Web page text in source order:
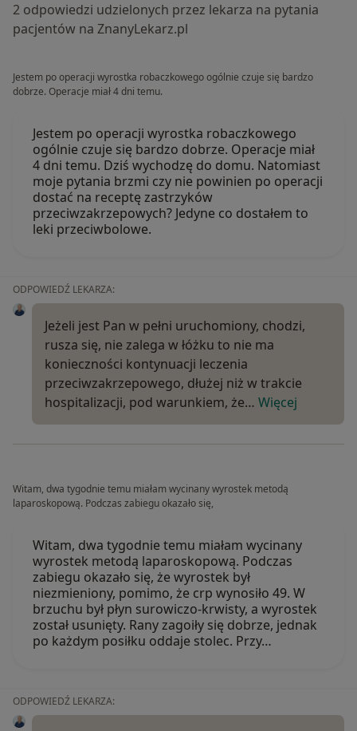
2 odpowiedzi udzielonych przez lekarza na pytania
pacjentów na ZnanyLekarz.pl
Jestem po operacji wyrostka robaczkowego ogólnie czuje się bardzo
dobrze. Operacje miał 4 dni temu.
Jestem po operacji wyrostka robaczkowego
ogólnie czuje się bardzo dobrze. Operacje miał
4 dni temu. Dziś wychodzę do domu. Natomiast
moje pytania brzmi czy nie powinien po operacji
dostać na receptę zastrzyków
przeciwzakrzepowych? Jedyne co dostałem to
leki przeciwbolowe.
ODPOWIEDŹ LEKARZA:
Jeżeli jest Pan w pełni uruchomiony, chodzi,
rusza się, nie zalega w łóżku to nie ma
konieczności kontynuacji leczenia
przeciwzakrzepowego, dłużej niż w trakcie
hospitalizacji, pod warunkiem, że… Więcej
Witam, dwa tygodnie temu miałam wycinany wyrostek metodą
laparoskopową. Podczas zabiegu okazało się,
Witam, dwa tygodnie temu miałam wycinany
wyrostek metodą laparoskopową. Podczas
zabiegu okazało się, że wyrostek był
niezmieniony, pomimo, że crp wynosiło 49. W
brzuchu był płyn surowiczo-krwisty, a wyrostek
został usunięty. Rany zagoiły się dobrze, jednak
po każdym posiłku oddaje stolec. Przy…
ODPOWIEDŹ LEKARZA: